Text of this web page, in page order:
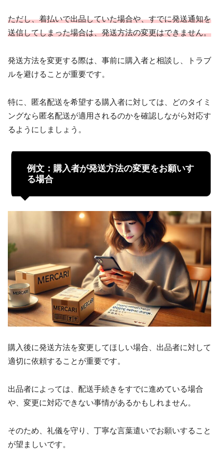
ただし、着払いで出品していた場合や、すでに発送通知を
送信してしまった場合は、発送方法の変更はできません。
発送方法を変更する際は、事前に購入者と相談し、トラブ
ルを避けることが重要です。
特に、匿名配送を希望する購入者に対しては、どのタイミ
ングなら匿名配送が適用されるのかを確認しながら対応す
るようにしましょう。
例文：購入者が発送方法の変更をお願いす
る場合
購入後に発送方法を変更してほしい場合、出品者に対して
適切に依頼することが重要です。
出品者によっては、配送手続きをすでに進めている場合
や、変更に対応できない事情があるかもしれません。
そのため、礼儀を守り、丁寧な言葉遣いでお願いすること
が望ましいです。